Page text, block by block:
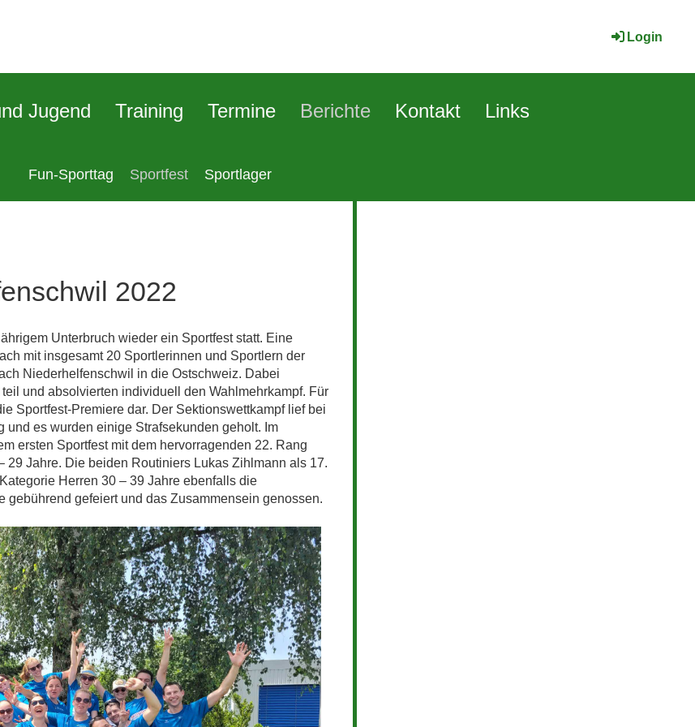
Login
Jugend Training Termine Berichte Kontakt Links
Fun-Sporttag Sportfest Sportlager
2022
Unterbruch wieder ein Sportfest statt. Eine
mit insgesamt 20 Sportlerinnen und Sportlern der
Niederhelfenschwil in die Ostschweiz. Dabei
und absolvierten individuell den Wahlmehrkampf. Für
Sportfest-Premiere dar. Der Sektionswettkampf lief bei
und es wurden einige Strafsekunden geholt. Im
ersten Sportfest mit dem hervorragenden 22. Rang
Jahre. Die beiden Routiniers Lukas Zihlmann als 17.
Herren 30 – 39 Jahre ebenfalls die
gefeiert und das Zusammensein genossen.